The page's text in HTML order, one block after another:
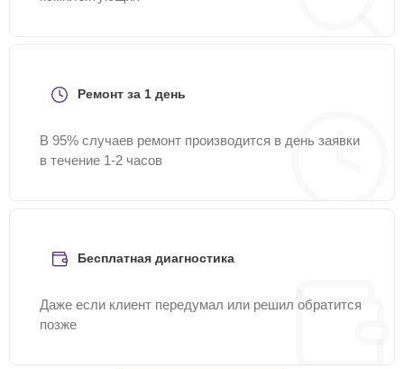
Ремонт за 1 день
В 95% случаев ремонт производится в день заявки
в течение 1-2 часов
Бесплатная диагностика
Даже если клиент передумал или решил обратится
позже